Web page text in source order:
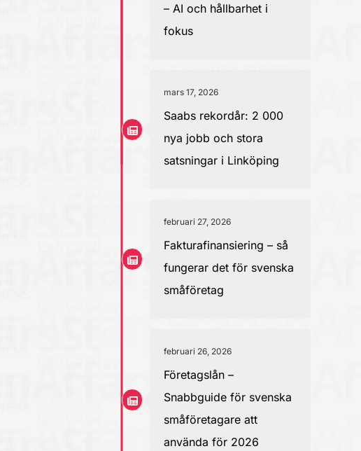
– AI och hållbarhet i
fokus
mars 17, 2026
Saabs rekordår: 2 000
nya jobb och stora
satsningar i Linköping
februari 27, 2026
Fakturafinansiering – så
fungerar det för svenska
småföretag
februari 26, 2026
Företagslån –
Snabbguide för svenska
småföretagare att
använda för 2026